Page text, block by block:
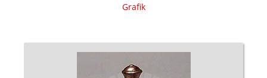
Grafik